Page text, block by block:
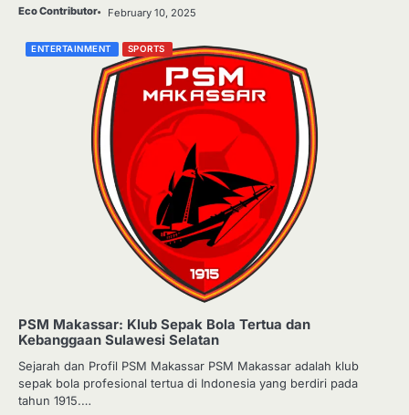
Eco Contributor February 10, 2025
ENTERTAINMENT SPORTS
PSM Makassar: Klub Sepak Bola Tertua dan
Kebanggaan Sulawesi Selatan
Sejarah dan Profil PSM Makassar PSM Makassar adalah klub
sepak bola profesional tertua di Indonesia yang berdiri pada
tahun 1915.…